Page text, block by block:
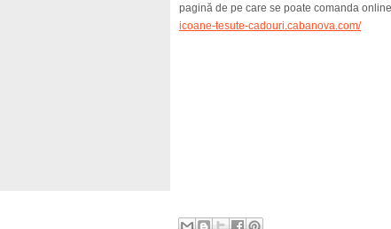
pagină de pe care se poate comanda
icoane-tesute-cadouri.cabanova.com/